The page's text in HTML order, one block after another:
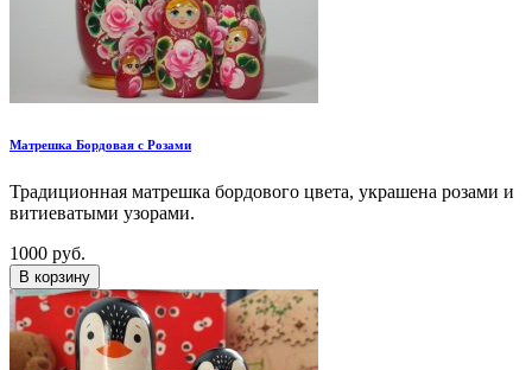
Матрешка Бордовая с Розами
Традиционная матрешка бордового цвета, украшена розами и
витиеватыми узорами.
1000 руб.
В корзину